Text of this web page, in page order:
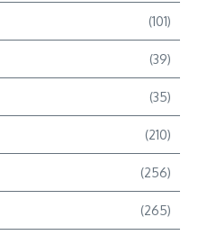
(101)
(39)
(35)
(210)
(256)
(265)